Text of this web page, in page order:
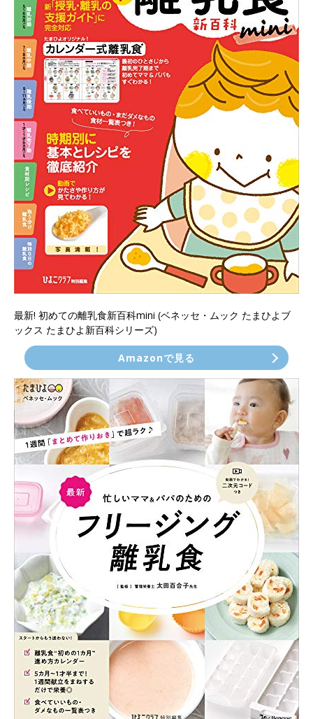
最新! 初めての離乳食新百科mini (ベネッセ・ムック たまひよブ
ックス たまひよ新百科シリーズ)
Amazonで見る